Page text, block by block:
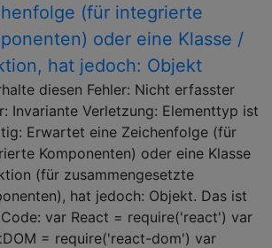
(für integrierte
oder eine Klasse /
hat jedoch: Objekt
diesen Fehler: Nicht erfasster
Invariante Verletzung: Elementtyp ist
Erwartet eine Zeichenfolge (für
Komponenten) oder eine Klasse
(für zusammengesetzte
hat jedoch: Objekt. Das ist
var React = require('react') var
= require('react-dom') var